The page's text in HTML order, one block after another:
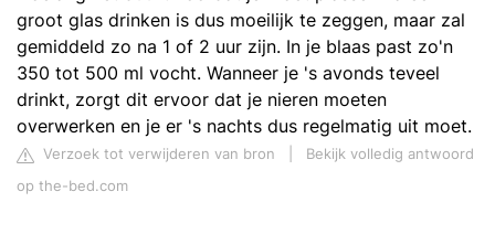
groot glas drinken is dus moeilijk te zeggen, maar zal
gemiddeld zo na 1 of 2 uur zijn. In je blaas past zo'n
350 tot 500 ml vocht. Wanneer je 's avonds teveel
drinkt, zorgt dit ervoor dat je nieren moeten
overwerken en je er 's nachts dus regelmatig uit moet.
Verzoek tot verwijderen van bron
Bekijk volledig antwoord
op the-bed.com